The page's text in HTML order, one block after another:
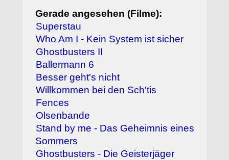
Gerade angesehen (Filme):
Superstau
Who Am I - Kein System ist sicher
Ghostbusters II
Ballermann 6
Besser geht's nicht
Willkommen bei den Sch'tis
Fences
Olsenbande
Stand by me - Das Geheimnis eines
Sommers
Ghostbusters - Die Geisterjäger